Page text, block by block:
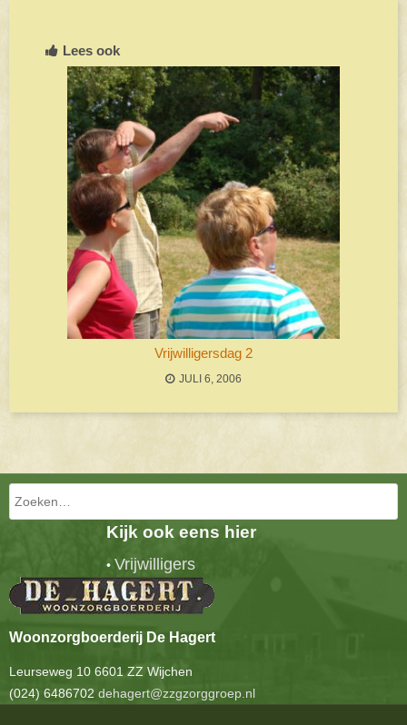
Lees ook
Vrijwilligersdag 2
JULI 6, 2006
Bericht navigatie
Zoeken
Kijk ook eens hier
• Vrijwilligers
Woonzorgboerderij De Hagert
Leurseweg 10 6601 ZZ Wijchen
(024) 6486702 dehagert@zzgzorggroep.nl